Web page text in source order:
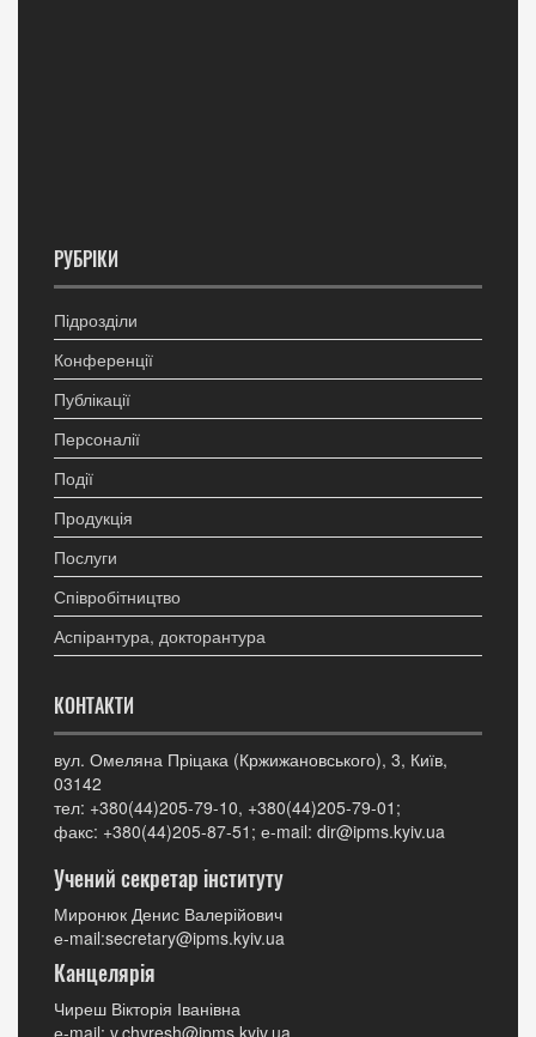
РУБРІКИ
Підрозділи
Конференції
Публікації
Персоналії
Події
Продукція
Послуги
Співробітництво
Аспірантура, докторантура
КОНТАКТИ
вул. Омеляна Пріцака (Кржижановського), 3, Київ,
03142
тел: +380(44)205-79-10, +380(44)205-79-01;
факс: +380(44)205-87-51; е-mail: dir@ipms.kyiv.ua
Учений секретар інституту
Миронюк Денис Валерійович
е-mail:secretary@ipms.kyiv.ua
Канцелярія
Чиреш Вікторія Іванівна